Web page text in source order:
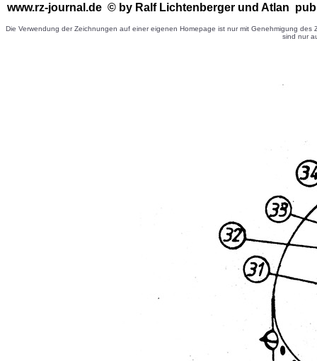
www.rz-journal.de © by Ralf Lichtenberger und Atlan
Die Verwendung der Zeichnungen auf einer eigenen Homepage ist nur mit Genehmigung
sind nur